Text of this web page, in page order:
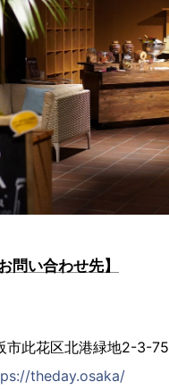
問い合わせ先】
此花区北港緑地2-3-75
theday.osaka/